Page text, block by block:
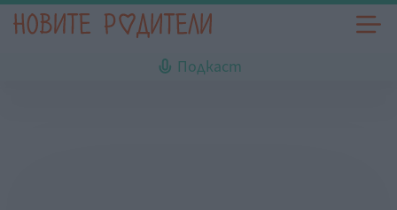
Подкаст